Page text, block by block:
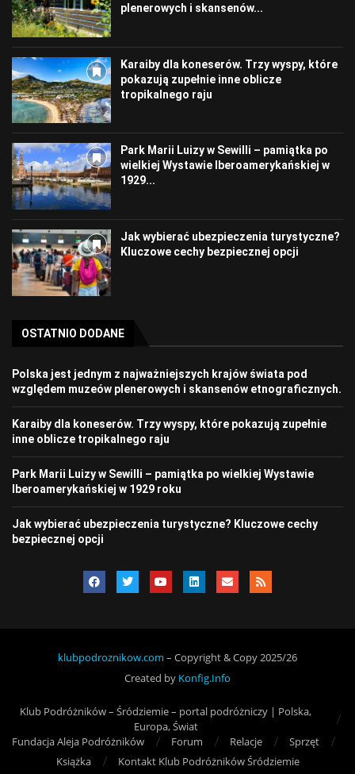
plenerowych i skansenów...
Karaiby dla koneserów. Trzy wyspy, które
pokazują zupełnie inne oblicze
tropikalnego raju
Park Marii Luizy w Sewilli – pamiątka po
wielkiej Wystawie Iberoamerykańskiej w
1929...
Jak wybierać ubezpieczenia turystyczne?
Kluczowe cechy bezpiecznej opcji
OSTATNIO DODANE
Polska jest jednym z najważniejszych krajów świata pod
względem muzeów plenerowych i skansenów etnograficznych.
Karaiby dla koneserów. Trzy wyspy, które pokazują zupełnie
inne oblicze tropikalnego raju
Park Marii Luizy w Sewilli – pamiątka po wielkiej Wystawie
Iberoamerykańskiej w 1929 roku
Jak wybierać ubezpieczenia turystyczne? Kluczowe cechy
bezpiecznej opcji
klubpodroznikow.com – Copyright & Copy 2025/26
Created by Konfig.Info
Klub Podróżników – Śródziemie – portal podróżniczy | Polska,
Europa, Świat
Fundacja Aleja Podróżników
Forum Relacje
Sprzęt
Książka
Kontakt Klub Podróżników Śródziemie